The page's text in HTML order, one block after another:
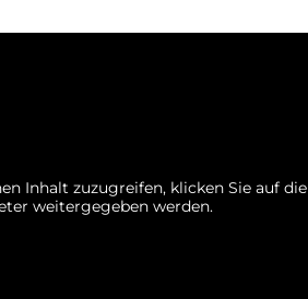
o
Inhalt zuzugreifen, klicken Sie auf die
weitergegeben werden.